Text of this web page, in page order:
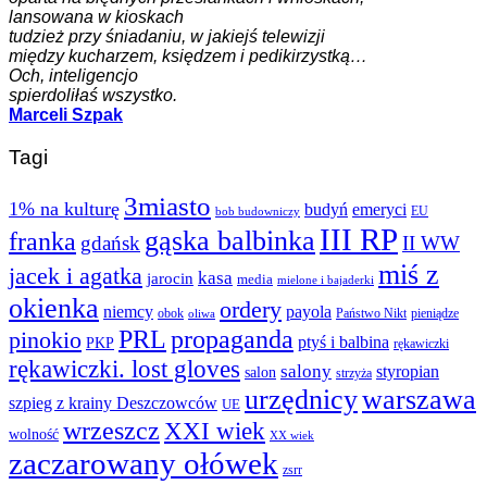
lansowana w kioskach
tudzież przy śniadaniu, w jakiejś telewizji
między kucharzem, księdzem i pedikirzystką…
Och, inteligencjo
spierdoliłaś wszystko.
Marceli Szpak
Tagi
1% na kulturę 3miasto bob budowniczy budyń emeryci EU
franka gdańsk gąska balbinka III RP II WW
jacek i agatka jarocin kasa media mielone i bajaderki miś z
okienka niemcy obok oliwa ordery payola Państwo Nikt pieniądze
pinokio PKP PRLpropaganda ptyś i balbina rękawiczki
rękawiczki. lost gloves salon salony strzyża styropian
szpieg z krainy Deszczowców UE urzędnicywarszawa
wolność wrzeszcz XXI wiek XX wiek
zaczarowany ołówek zsrr